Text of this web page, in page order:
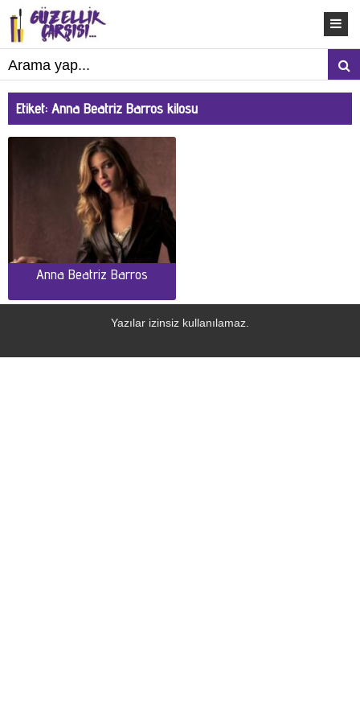
Etiket: Anna Beatriz Barros kilosu
Anna Beatriz Barros
Yazılar izinsiz kullanılamaz.